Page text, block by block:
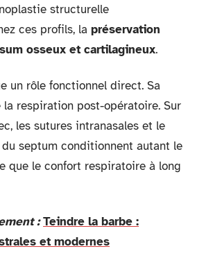
structurelle
ces profils, la préservation
osseux et cartilagineux.
un rôle fonctionnel direct. Sa
respiration post-opératoire. Sur
les sutures intranasales et le
septum conditionnent autant le
que le confort respiratoire à long
: Teindre la barbe :
et modernes